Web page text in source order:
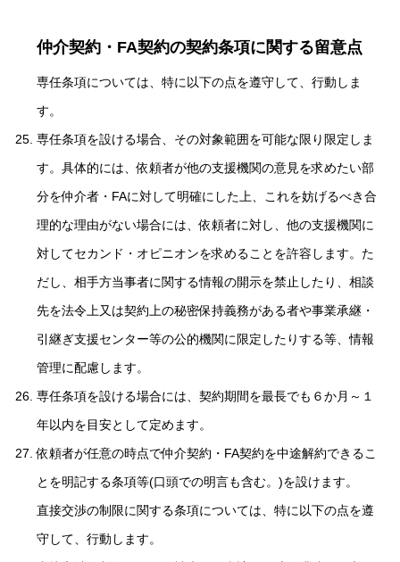
仲介契約・FA契約の契約条項に関する留意点
専任条項については、特に以下の点を遵守して、行動しま
す。
専任条項を設ける場合、その対象範囲を可能な限り限定しま
す。具体的には、依頼者が他の支援機関の意見を求めたい部
分を仲介者・FAに対して明確にした上、これを妨げるべき合
理的な理由がない場合には、依頼者に対し、他の支援機関に
対してセカンド・オピニオンを求めることを許容します。た
だし、相手方当事者に関する情報の開示を禁止したり、相談
先を法令上又は契約上の秘密保持義務がある者や事業承継・
引継ぎ支援センター等の公的機関に限定したりする等、情報
管理に配慮します。
専任条項を設ける場合には、契約期間を最長でも６か月～１
年以内を目安として定めます。
依頼者が任意の時点で仲介契約・FA契約を中途解約できるこ
とを明記する条項等(口頭での明言も含む。)を設けます。
直接交渉の制限に関する条項については、特に以下の点を遵
守して、行動します。